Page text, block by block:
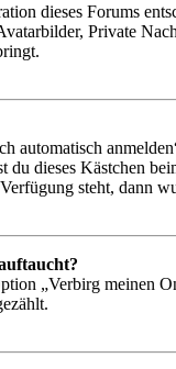
dieses Forums
Private
automatisch
dieses Kästchen
steht, dann
„Verbirg meinen